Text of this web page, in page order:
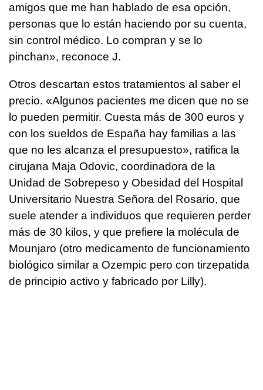
amigos que me han hablado de esa opción,
personas que lo están haciendo por su cuenta,
sin control médico. Lo compran y se lo
pinchan», reconoce J.
Otros descartan estos tratamientos al saber el
precio. «Algunos pacientes me dicen que no se
lo pueden permitir. Cuesta más de 300 euros y
con los sueldos de España hay familias a las
que no les alcanza el presupuesto», ratifica la
cirujana Maja Odovic, coordinadora de la
Unidad de Sobrepeso y Obesidad del Hospital
Universitario Nuestra Señora del Rosario, que
suele atender a individuos que requieren perder
más de 30 kilos, y que prefiere la molécula de
Mounjaro (otro medicamento de funcionamiento
biológico similar a Ozempic pero con tirzepatida
de principio activo y fabricado por Lilly).